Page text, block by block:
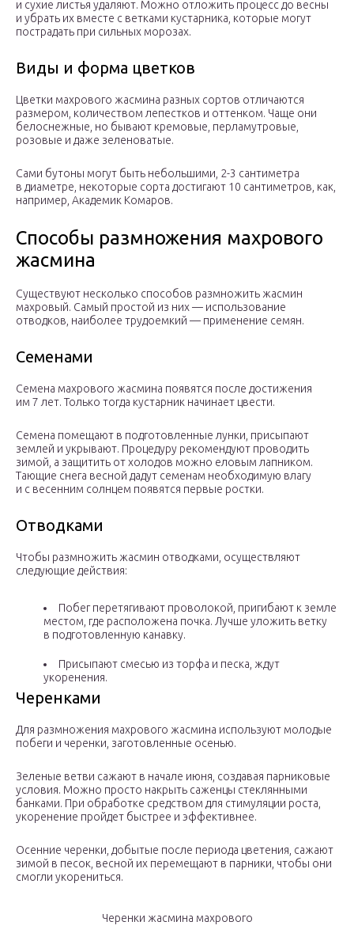
и сухие листья удаляют. Можно отложить процесс до весны
и убрать их вместе с ветками кустарника, которые могут
пострадать при сильных морозах.
Виды и форма цветков
Цветки махрового жасмина разных сортов отличаются
размером, количеством лепестков и оттенком. Чаще они
белоснежные, но бывают кремовые, перламутровые,
розовые и даже зеленоватые.
Сами бутоны могут быть небольшими, 2-3 сантиметра
в диаметре, некоторые сорта достигают 10 сантиметров, как,
например, Академик Комаров.
Способы размножения махрового
жасмина
Существуют несколько способов размножить жасмин
махровый. Самый простой из них — использование
отводков, наиболее трудоемкий — применение семян.
Семенами
Семена махрового жасмина появятся после достижения
им 7 лет. Только тогда кустарник начинает цвести.
Семена помещают в подготовленные лунки, присыпают
землей и укрывают. Процедуру рекомендуют проводить
зимой, а защитить от холодов можно еловым лапником.
Тающие снега весной дадут семенам необходимую влагу
и с весенним солнцем появятся первые ростки.
Отводками
Чтобы размножить жасмин отводками, осуществляют
следующие действия:
Побег перетягивают проволокой, пригибают к земле
местом, где расположена почка. Лучше уложить ветку
в подготовленную канавку.
Присыпают смесью из торфа и песка, ждут
укоренения.
Черенками
Для размножения махрового жасмина используют молодые
побеги и черенки, заготовленные осенью.
Зеленые ветви сажают в начале июня, создавая парниковые
условия. Можно просто накрыть саженцы стеклянными
банками. При обработке средством для стимуляции роста,
укоренение пройдет быстрее и эффективнее.
Осенние черенки, добытые после периода цветения, сажают
зимой в песок, весной их перемещают в парники, чтобы они
смогли укорениться.
Черенки жасмина махрового